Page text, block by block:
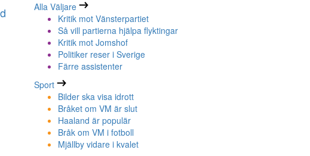
Alla Väljare
Kritik mot Vänsterpartiet
Så vill partierna hjälpa flyktingar
Kritik mot Jomshof
Politiker reser i Sverige
Färre assistenter
Sport
Bilder ska visa idrott
Bråket om VM är slut
Haaland är populär
Bråk om VM i fotboll
Mjällby vidare i kvalet